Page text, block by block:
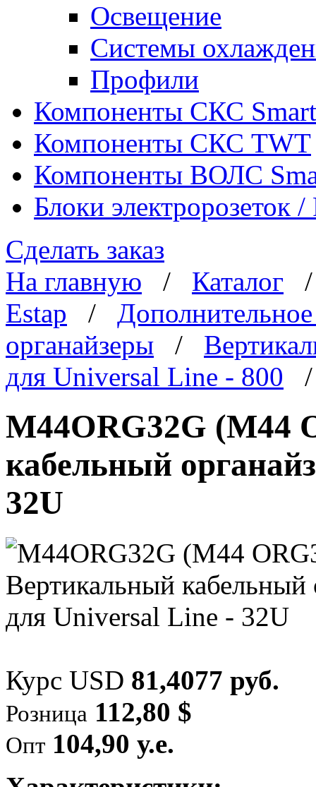
Освещение
Системы
Профили
Компоненты СКС
Компоненты СКС TWT
Компоненты ВОЛС
Блоки электророзеток
Сделать заказ
На главную / Каталог
Estap /
органайзеры /
для Universal Line - 800 /
M44ORG32G (M44
кабельный
32U
Курс USD 81,4077 руб.
Розница 112,80 $
Опт 104,90 у.е.